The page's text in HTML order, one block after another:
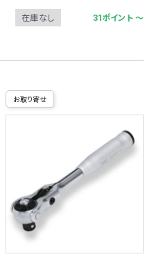
在庫なし 31ポイント 〜
お取り寄せ